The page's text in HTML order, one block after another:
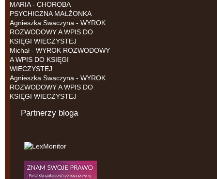
MARIA- CHOROBA
PSYCHICZNA MAŁŻONKA
Agnieszka Swaczyna - WYROK
ROZWODOWY A WPIS DO
KSIĘGI WIECZYSTEJ
Michał - WYROK ROZWODOWY
A WPIS DO KSIĘGI
WIECZYSTEJ
Agnieszka Swaczyna - WYROK
ROZWODOWY A WPIS DO
KSIĘGI WIECZYSTEJ
Partnerzy bloga